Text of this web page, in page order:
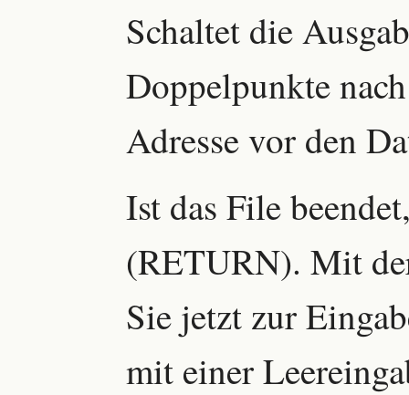
Schaltet die
Doppelpunkte
Adresse vor den
Ist das File
(RETURN). Mit
Sie jetzt zur
mit einer